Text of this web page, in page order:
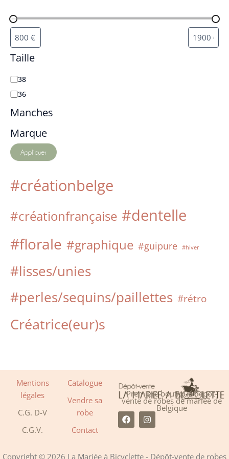
Taille
38
36
Manches
Marque
Appliquer
#créationbelge
#créationfrançaise #dentelle
#florale #graphique #guipure #hiver
#lisses/unies
#perles/sequins/paillettes #rétro
Créatrice(eur)s
Mentions
légales
C.G. D-V
C.G.V.
Catalogue
Vendre sa
robe
Contact
Première boutique dépôt-
vente de robes de mariée de
Belgique
F
a
c
o
I
n
s
g
Copyright © 2026 La Mariée à Bicyclette - Dépôt-vente de robes